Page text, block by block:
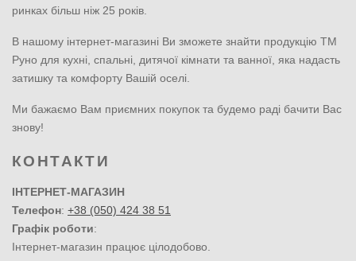
ринках більш ніж 25 років.
В нашому інтернет-магазині Ви зможете знайти продукцію ТМ
Руно для кухні, спальні, дитячої кімнати та ванної, яка надасть
затишку та комфорту Вашій оселі.
Ми бажаємо Вам приємних покупок та будемо раді бачити Вас
знову!
КОНТАКТИ
ІНТЕРНЕТ-МАГАЗИН
Телефон: +38 (050) 424 38 51
Графік роботи:
Інтернет-магазин працює цілодобово.